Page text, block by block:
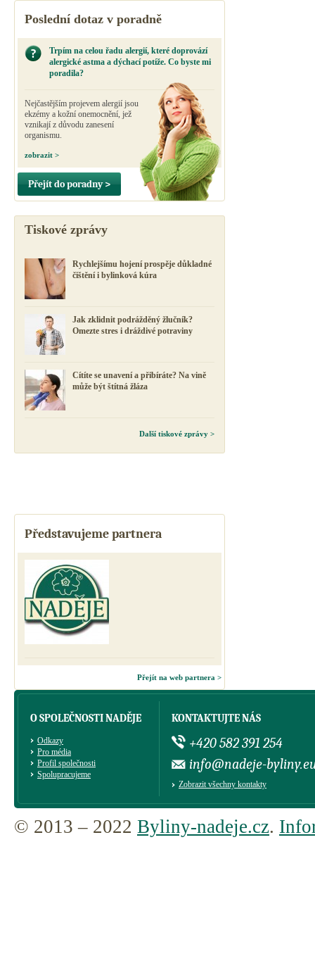
Poslední dotaz v poradně
Trpím na celou řadu alergií, které doprovází
alergické astma a dýchací potíže. Co byste mi
poradila?
Nejčastějším projevem alergií jsou
ekzémy a kožní onemocnění, jež
vznikají z důvodu zanesení
organismu.
zobrazit >
Přejít do poradny >
Tiskové zprávy
Rychlejšímu hojení prospěje důkladné
čištění i bylinková kúra
Jak zklidnit podrážděný žlučník?
Omezte stres i dráždivé potraviny
Cítíte se unavení a přibíráte? Na vině
může být štítná žláza
Další tiskové zprávy >
Představujeme partnera
Přejít na web partnera >
O SPOLEČNOSTI NADĚJE
Odkazy
Pro média
Profil společnosti
Spolupracujeme
KONTAKTUJTE NÁS
+420 582 391 254
info@nadeje-
Zobrazit všechny kontakty
© 2013 – 2022 Byliny-nadeje.cz.